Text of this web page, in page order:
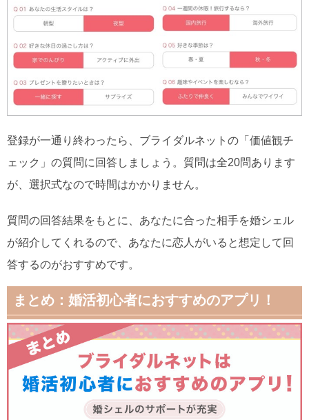
登録が一通り終わったら、ブライダルネットの「価値観チ
ェック」の質問に回答しましょう。質問は全20問あります
が、選択式なので時間はかかりません。
質問の回答結果をもとに、あなたに合った相手を婚シェル
が紹介してくれるので、あなたに恋人がいると想定して回
答するのがおすすめです。
まとめ：婚活初心者におすすめのアプリ！